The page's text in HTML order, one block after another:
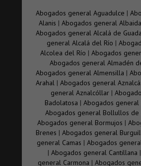
Abogados general Aguadulce |
Alanis |Abogados general
Abogados general Alcalá de
general Alcalá del Río |
Alcolea del Río | Abogados
Abogados general Almadén
Abogados general Almensilla |
Arahal | Abogados general
general Aznalcóllar |
Badolatosa | Abogados general
Abogados general Bollullos de
Abogados general Bormujos |
Brenes |Abogados general
general Camas |Abogados
|Abogados general Cantillana
general Carmona | Abogados